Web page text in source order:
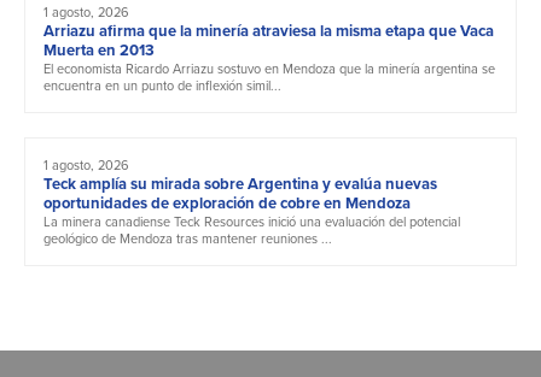
1 agosto, 2026
Arriazu afirma que la minería atraviesa la misma etapa que Vaca
Muerta en 2013
El economista Ricardo Arriazu sostuvo en Mendoza que la minería argentina se
encuentra en un punto de inflexión simil...
1 agosto, 2026
Teck amplía su mirada sobre Argentina y evalúa nuevas
oportunidades de exploración de cobre en Mendoza
La minera canadiense Teck Resources inició una evaluación del potencial
geológico de Mendoza tras mantener reuniones ...